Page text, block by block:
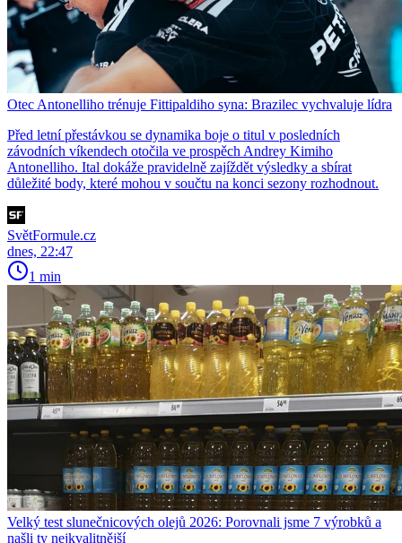
Otec Antonelliho trénuje Fittipaldiho syna: Brazilec vychvaluje lídra
Před letní přestávkou se dynamika boje o titul v posledních
závodních víkendech otočila ve prospěch Andrey Kimiho
Antonelliho. Ital dokáže pravidelně zajíždět výsledky a sbírat
důležité body, které mohou v součtu na konci sezony rozhodnout.
SvětFormule.cz
dnes, 22:47
1 min
Velký test slunečnicových olejů 2026: Porovnali jsme 7 výrobků a
našli ty nejkvalitnější